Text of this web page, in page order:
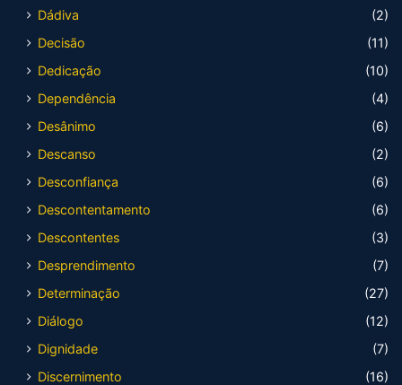
Dádiva
(2)
Decisão
(11)
Dedicação
(10)
Dependência
(4)
Desânimo
(6)
Descanso
(2)
Desconfiança
(6)
Descontentamento
(6)
Descontentes
(3)
Desprendimento
(7)
Determinação
(27)
Diálogo
(12)
Dignidade
(7)
Discernimento
(16)